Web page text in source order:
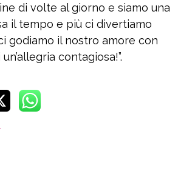
di volte al giorno e siamo una
il tempo e più ci divertiamo
godiamo il nostro amore con
contagiosa!”.